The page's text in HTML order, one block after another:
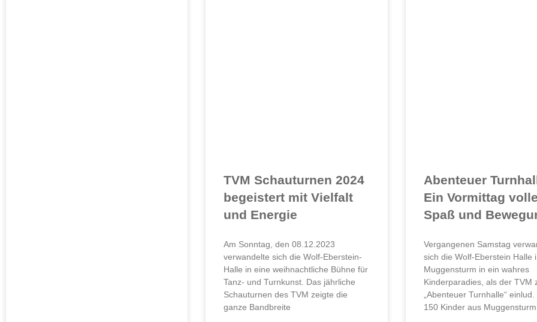
TVM Schauturnen 2024
begeistert mit Vielfalt
und Energie
Am Sonntag, den 08.12.2023
verwandelte sich die Wolf-Eberstein-
Halle in eine weihnachtliche Bühne für
Tanz- und Turnkunst. Das jährliche
Schauturnen des TVM zeigte die
ganze Bandbreite
Abenteuer
Ein Vormittag
Spaß und
Vergangenen Samstag
sich die Wolf-Eberstein Halle
Muggensturm in ein wahres
Kinderparadies, als der TVM
„Abenteuer Turnhalle“ einlud.
150 Kinder aus Muggensturm